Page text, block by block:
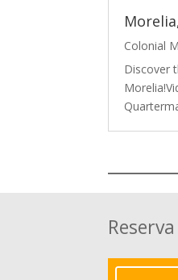
Colonial
Discover